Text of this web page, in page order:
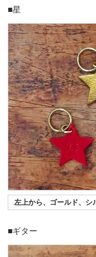
■星
左上から、ゴールド、シ
■ギター